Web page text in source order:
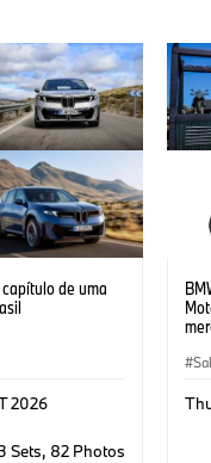
de uma
2026
Sets, 82 Photos